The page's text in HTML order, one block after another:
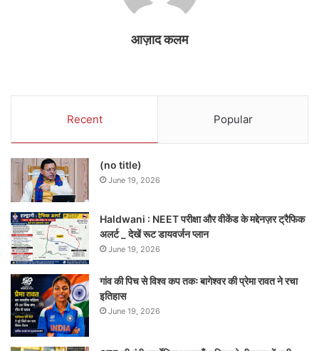
आज़ाद कलम
Recent Popular
(no title)
June 19, 2026
Haldwani : NEET परीक्षा और वीकेंड के मद्देनज़र ट्रैफिक
अलर्ट _ देखें रूट डायवर्जन प्लान
June 19, 2026
गांव की पिच से विश्व कप तकः बागेश्वर की प्रेमा रावत ने रचा
इतिहास
June 19, 2026